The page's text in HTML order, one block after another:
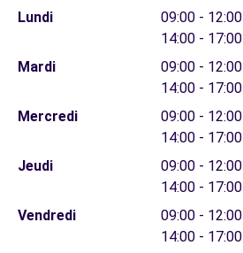
Lundi
09:00 - 12:00
14:00 - 17:00
Mardi
09:00 - 12:00
14:00 - 17:00
Mercredi
09:00 - 12:00
14:00 - 17:00
Jeudi
09:00 - 12:00
14:00 - 17:00
Vendredi
09:00 - 12:00
14:00 - 17:00